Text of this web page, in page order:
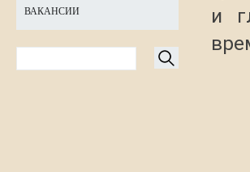
и
ВАКАНСИИ